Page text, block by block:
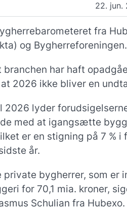
22. jun.
fra
og Bygherreforeningen.
branchen har haft
2026 ikke bliver en
2026 lyder
med at igangsætte
er en stigning på 7 % i
år.
bygherrer, som er
for 70,1 mia. kroner,
Schulian fra Hubexo.